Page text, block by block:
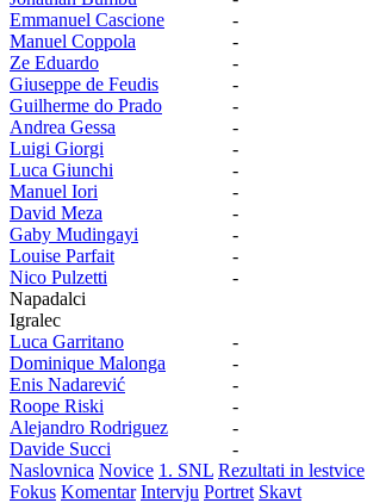
Emmanuel Cascione
-
Manuel Coppola
-
Ze Eduardo
-
Giuseppe de Feudis
-
Guilherme do Prado
-
Andrea Gessa
-
Luigi Giorgi
-
Luca Giunchi
-
Manuel Iori
-
David Meza
-
Gaby Mudingayi
-
Louise Parfait
-
Nico Pulzetti
-
Napadalci
Igralec
Luca Garritano
-
Dominique Malonga
-
Enis Nadarević
-
Roope Riski
-
Alejandro Rodriguez
-
Davide Succi
-
Naslovnica Novice 1. SNL Rezultati in lestvice
Fokus Komentar Intervju Portret Skavt